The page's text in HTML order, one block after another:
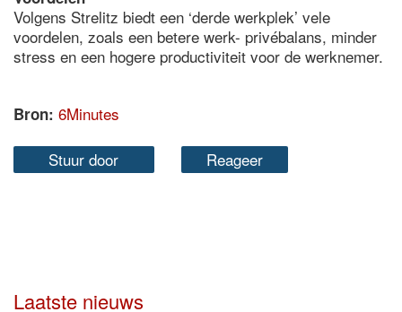
Volgens Strelitz biedt een ‘derde werkplek’ vele
voordelen, zoals een betere werk- privébalans, minder
stress en een hogere productiviteit voor de werknemer.
Bron: 6Minutes
Stuur door Reageer
Laatste nieuws